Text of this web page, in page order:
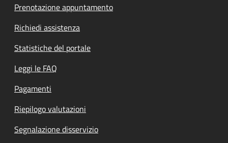
Prenotazione appuntamento
Richiedi assistenza
Statistiche del portale
Leggi le FAQ
Pagamenti
Riepilogo valutazioni
Segnalazione disservizio